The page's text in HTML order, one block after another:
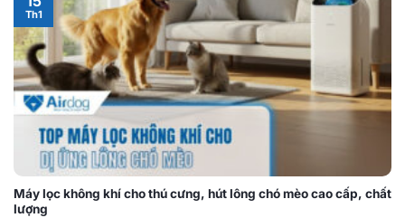
Máy lọc không khí cho thú cưng, hút lông chó mèo cao cấp, chất
lượng
Th1